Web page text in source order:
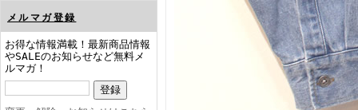
FINEBOYS2024年11月号
メルマガ登録
お得な情報満載！最新商品情報
やSALEのお知らせなど無料メ
ルマガ！